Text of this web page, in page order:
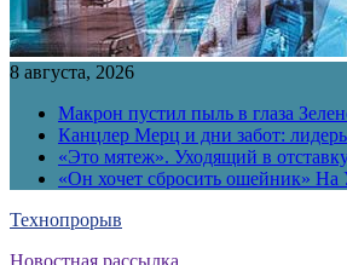
8 августа, 2026
Макрон пустил пыль в глаза
Канцлер Мерц и дни забот:
«Это мятеж». Уходящий в
«Он хочет сбросить ошейник» На
Технопрорыв
Новостная рассылка